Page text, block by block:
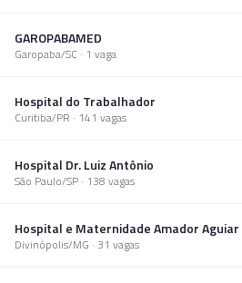
GAROPABAMED
Garopaba/SC · 1 vaga
Hospital do Trabalhador
Curitiba/PR · 141 vagas
Hospital Dr. Luiz Antônio
São Paulo/SP · 138 vagas
Hospital e Maternidade Amador Aguiar
Divinópolis/MG · 31 vagas